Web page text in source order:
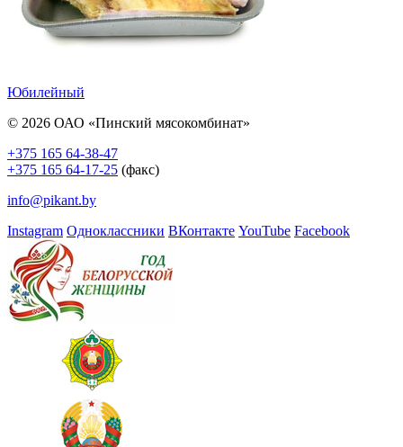
Юбилейный
© 2026 ОАО «Пинский мясокомбинат»
+375 165 64-38-47
+375 165 64-17-25 (факс)
info@pikant.by
Instagram Одноклассники ВКонтакте YouTube Facebook